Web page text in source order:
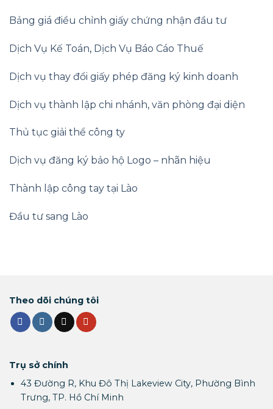
Bảng giá điều chỉnh giấy chứng nhận đầu tư
Dịch Vụ Kế Toán, Dịch Vụ Báo Cáo Thuế
Dịch vụ thay đổi giấy phép đăng ký kinh doanh
Dịch vụ thành lập chi nhánh, văn phòng đại diện
Thủ tục giải thể công ty
Dịch vụ đăng ký bảo hộ Logo – nhãn hiệu
Thành lập công tay tại Lào
Đầu tư sang Lào
Theo dõi chúng tôi
Trụ sở chính
43 Đường R, Khu Đô Thị Lakeview City, Phường Bình
Trưng, TP. Hồ Chí Minh